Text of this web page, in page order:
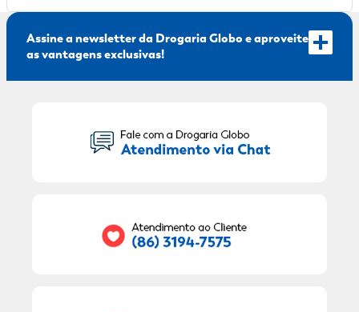
Assine a newsletter da Drogaria Globo e aproveite
as vantagens exclusivas!